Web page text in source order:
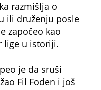
razmišlja o
ili druženju posle
započeo kao
lige u istoriji.
je da sruši
Fil Foden i još